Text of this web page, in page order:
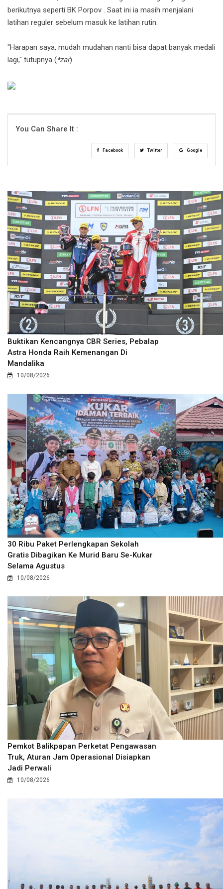
berikutnya seperti BK Porpov . Saat ini ia masih menjalani
latihan reguler sebelum masuk ke latihan rutin.
"Harapan saya, mudah mudahan nanti bisa dapat banyak medali
lagi," tutupnya (*zar)
You Can Share It :
Facebook Twitter Google
Buktikan Kencangnya CBR Series, Pebalap
Astra Honda Raih Kemenangan Di
Mandalika
10/08/2026
30 Ribu Paket Perlengkapan Sekolah
Gratis Dibagikan Ke Murid Baru Se-Kukar
Selama Agustus
10/08/2026
Pemkot Balikpapan Perketat Pengawasan
Truk, Aturan Jam Operasional Disiapkan
Jadi Perwali
10/08/2026